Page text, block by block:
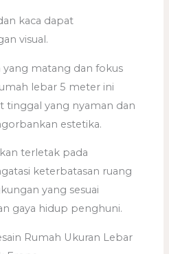
kaca dapat
visual.
matang dan fokus
lebar 5 meter ini
tinggal yang nyaman dan
estetika.
terletak pada
keterbatasan ruang
yang sesuai
gaya hidup penghuni.
Rumah Ukuran Lebar